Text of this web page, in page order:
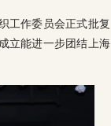
工作委员会正式批复
立能进一步团结上海